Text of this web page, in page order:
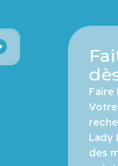
Lady
des